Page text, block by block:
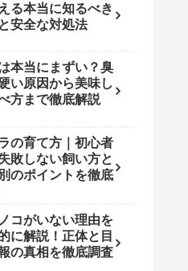
る本当に知るべき
安全な対処法
本当にまずい？臭
い原因から美味し
方まで徹底解説
の育て方｜初心者
敗しない飼い方と
のポイントを徹底
コがいない理由を
に解説！正体と目
の真相を徹底調査